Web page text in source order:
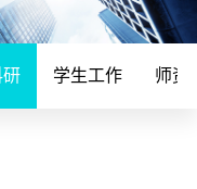
研 学生工作 师资